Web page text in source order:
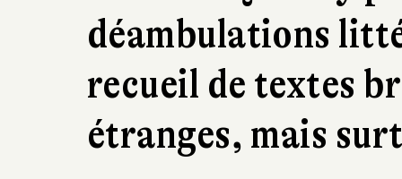
déambulations
recueil de textes
étranges, mais